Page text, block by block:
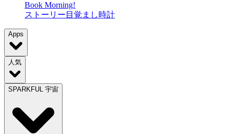
Book Morning!
ストーリー目覚まし時計
Apps
人気
SPARKFUL 宇宙